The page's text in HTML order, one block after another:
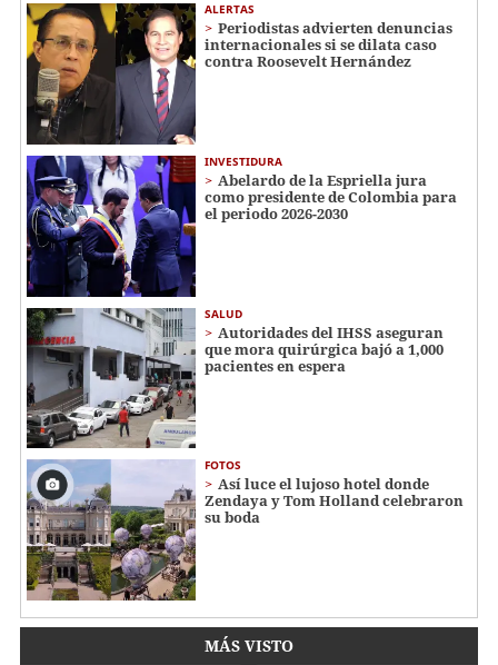
ALERTAS
Periodistas advierten denuncias
internacionales si se dilata caso
contra Roosevelt Hernández
INVESTIDURA
Abelardo de la Espriella jura
como presidente de Colombia para
el periodo 2026-2030
SALUD
Autoridades del IHSS aseguran
que mora quirúrgica bajó a 1,000
pacientes en espera
FOTOS
Así luce el lujoso hotel donde
Zendaya y Tom Holland celebraron
su boda
MÁS VISTO